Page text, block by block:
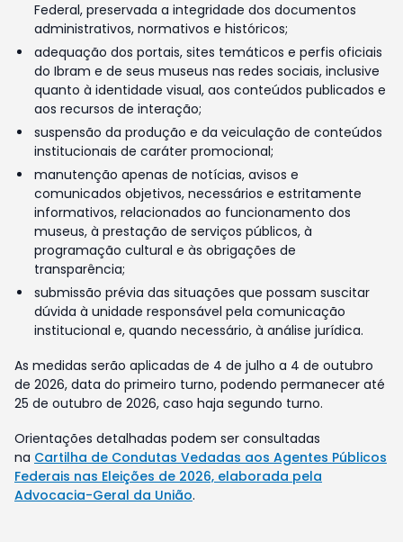
Federal, preservada a integridade dos documentos
administrativos, normativos e históricos;
adequação dos portais, sites temáticos e perfis oficiais
do Ibram e de seus museus nas redes sociais, inclusive
quanto à identidade visual, aos conteúdos publicados e
aos recursos de interação;
suspensão da produção e da veiculação de conteúdos
institucionais de caráter promocional;
manutenção apenas de notícias, avisos e
comunicados objetivos, necessários e estritamente
informativos, relacionados ao funcionamento dos
museus, à prestação de serviços públicos, à
programação cultural e às obrigações de
transparência;
submissão prévia das situações que possam suscitar
dúvida à unidade responsável pela comunicação
institucional e, quando necessário, à análise jurídica.
As medidas serão aplicadas de 4 de julho a 4 de outubro
de 2026, data do primeiro turno, podendo permanecer até
25 de outubro de 2026, caso haja segundo turno.
Orientações detalhadas podem ser consultadas
na Cartilha de Condutas Vedadas aos Agentes Públicos
Federais nas Eleições de 2026, elaborada pela
Advocacia-Geral da União.